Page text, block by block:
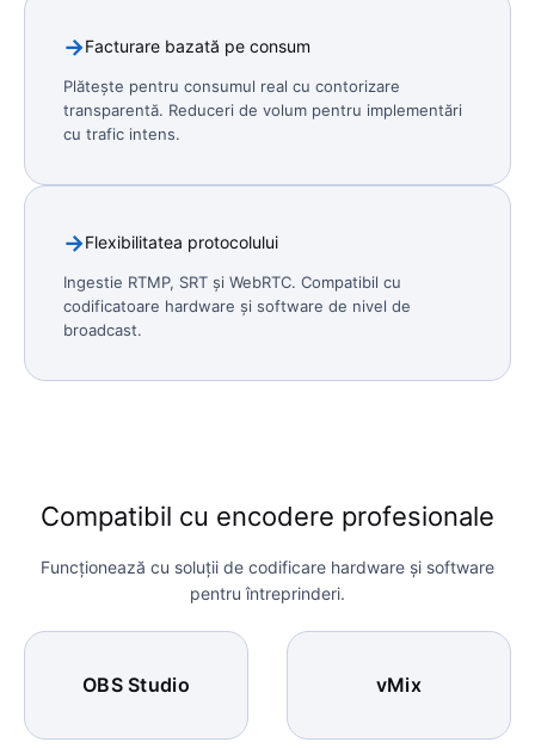
Facturare bazată pe consum
Plătește pentru consumul real cu contorizare
transparentă. Reduceri de volum pentru implementări
cu trafic intens.
Flexibilitatea protocolului
Ingestie RTMP, SRT și WebRTC. Compatibil cu
codificatoare hardware și software de nivel de
broadcast.
Compatibil cu encodere profesionale
Funcționează cu soluții de codificare hardware și software
pentru întreprinderi.
OBS Studio vMix